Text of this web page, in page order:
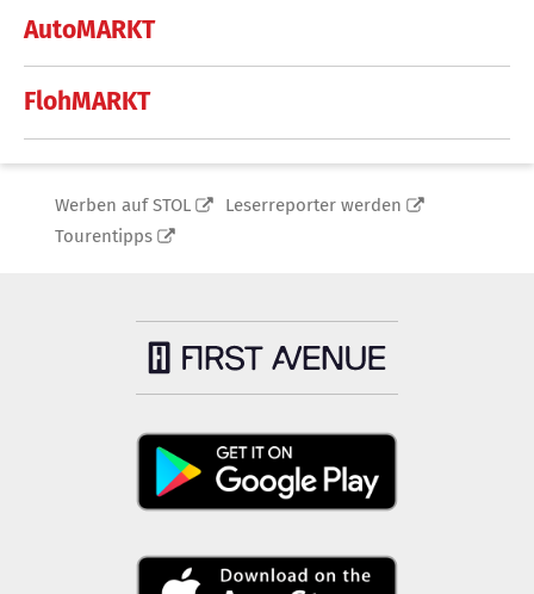
AutoMARKT
FlohMARKT
Werben auf STOL
Leserreporter werden
Tourentipps